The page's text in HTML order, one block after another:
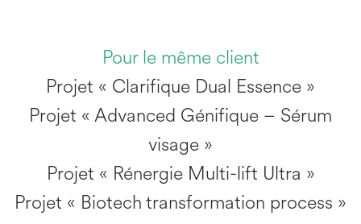
Pour le même client
Projet « Clarifique Dual Essence »
Projet « Advanced Génifique – Sérum
visage »
Projet « Rénergie Multi-lift Ultra »
Projet « Biotech transformation process »